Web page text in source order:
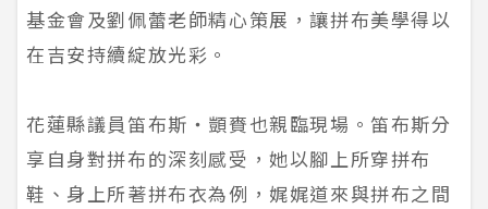
基金會及劉佩蕾老師精心策展，讓拼布美學得以
在吉安持續綻放光彩。
花蓮縣議員笛布斯‧顗賚也親臨現場。笛布斯分
享自身對拼布的深刻感受，她以腳上所穿拼布
鞋、身上所著拼布衣為例，娓娓道來與拼布之間